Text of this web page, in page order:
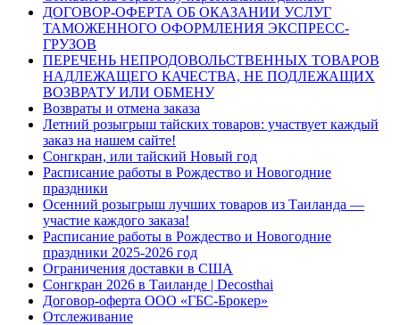
ДОГОВОР-ОФЕРТА ОБ ОКАЗАНИИ УСЛУГ
ТАМОЖЕННОГО ОФОРМЛЕНИЯ ЭКСПРЕСС-
ГРУЗОВ
ПЕРЕЧЕНЬ НЕПРОДОВОЛЬСТВЕННЫХ ТОВАРОВ
НАДЛЕЖАЩЕГО КАЧЕСТВА, НЕ ПОДЛЕЖАЩИХ
ВОЗВРАТУ ИЛИ ОБМЕНУ
Возвраты и отмена заказа
Летний розыгрыш тайских товаров: участвует каждый
заказ на нашем сайте!
Сонгкран, или тайский Новый год
Расписание работы в Рождество и Новогодние
праздники
Осенний розыгрыш лучших товаров из Таиланда —
участие каждого заказа!
Расписание работы в Рождество и Новогодние
праздники 2025-2026 год
Ограничения доставки в США
Сонгкран 2026 в Таиланде | Decosthai
Договор-оферта ООО «ГБС-Брокер»
Отслеживание